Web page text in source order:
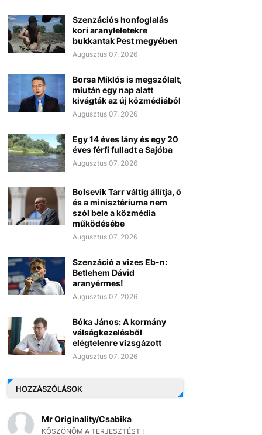
Szenzációs honfoglalás
kori aranyleletekre
bukkantak Pest megyében
Augusztus 07, 2026
Borsa Miklós is megszólalt,
miután egy nap alatt
kivágták az új közmédiából
Augusztus 07, 2026
Egy 14 éves lány és egy 20
éves férfi fulladt a Sajóba
Augusztus 07, 2026
Bolsevik Tarr váltig állítja, ő
és a minisztériuma nem
szól bele a közmédia
működésébe
Augusztus 07, 2026
Szenzáció a vizes Eb-n:
Betlehem Dávid
aranyérmes!
Augusztus 07, 2026
Bóka János: A kormány
válságkezelésből
elégtelenre vizsgázott
Augusztus 07, 2026
HOZZÁSZÓLÁSOK
Mr Originality/Csabika
KÖSZÖNÖM A TERJESZTÉST !